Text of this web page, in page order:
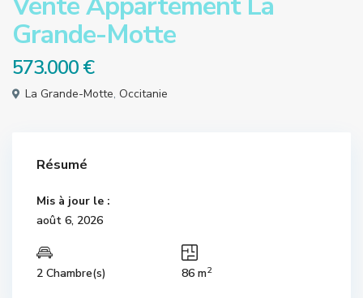
Grande-Motte
573.000 €
La Grande-Motte, Occitanie
Résumé
Mis à jour le :
août 6, 2026
2 Chambre(s) 86 m2